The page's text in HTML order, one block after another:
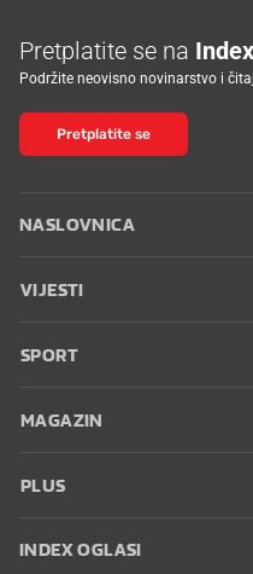
Pretplatite se na
Podržite neovisno novinarstvo i
Pretplatite se
NASLOVNICA
VIJESTI
SPORT
MAGAZIN
PLUS
INDEX OGLASI